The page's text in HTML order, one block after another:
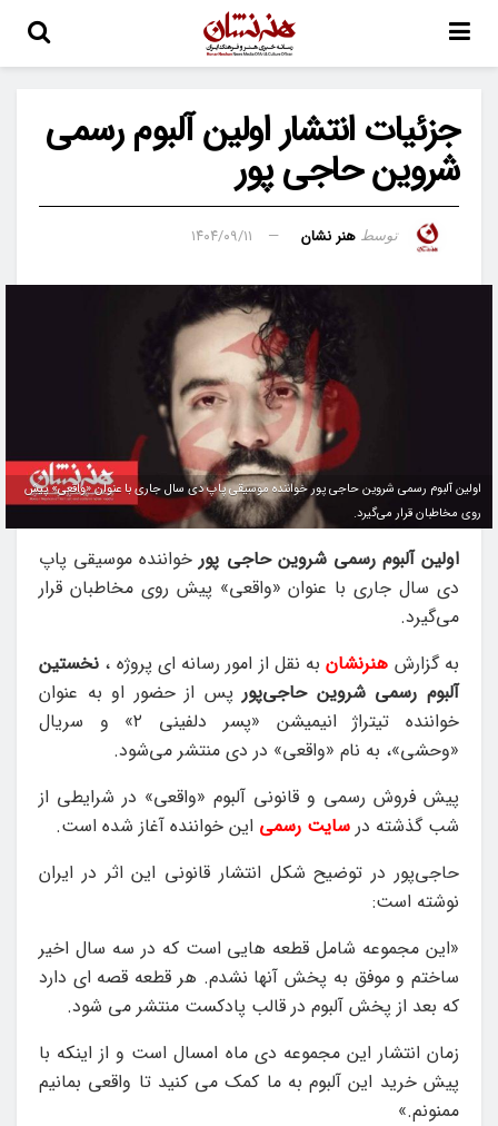
جزئیات انتشار اولین آلبوم رسمی
شروین حاجی‌ پور
توسط هنر نشان ۱۴۰۴/۰۹/۱۱
اولین آلبوم رسمی شروین حاجی‌ پور خواننده موسیقی پاپ دی سال جاری با عنوان «واقعی» پیش
روی مخاطبان قرار می‌گیرد.
اولین آلبوم رسمی شروین حاجی‌ پور خواننده موسیقی پاپ
دی سال جاری با عنوان «واقعی» پیش روی مخاطبان قرار
می‌گیرد.
به گزارش هنرنشانبه نقل از امور رسانه ای پروژه ، نخستین
آلبوم رسمی شروین حاجی‌پور پس از حضور او به عنوان
خواننده تیتراژ انیمیشن «پسر دلفینی ۲» و سریال
«وحشی»، به نام «واقعی» در دی منتشر می‌شود.
پیش فروش رسمی و قانونی آلبوم «واقعی» در شرایطی از
شب گذشته در سایت رسمی این خواننده آغاز شده است.
حاجی‌پور در توضیح شکل انتشار قانونی این اثر در ایران
نوشته است:
«این مجموعه شامل قطعه هایی است که در سه سال اخیر
ساختم و موفق به پخش آنها نشدم. هر قطعه قصه ای دارد
که بعد از پخش آلبوم در قالب پادکست منتشر می شود.
زمان انتشار این مجموعه دی ماه امسال است و از اینکه با
پیش خرید این آلبوم به ما کمک می کنید تا واقعی بمانیم
ممنونم.»